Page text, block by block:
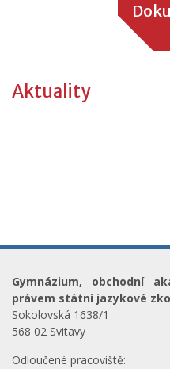
Aktuality
Gymnázium, obchodní
právem státní jazykové
Sokolovská 1638/1
568 02 Svitavy
Odloučené pracoviště: